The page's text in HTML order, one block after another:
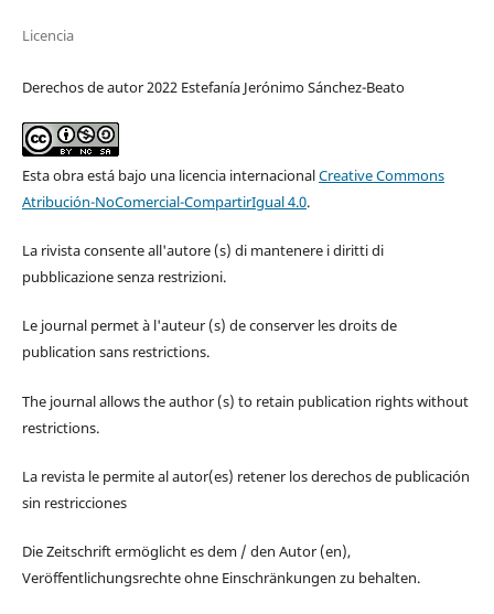
Licencia
Derechos de autor 2022 Estefanía Jerónimo Sánchez-Beato
Esta obra está bajo una licencia internacionalCreative Commons
Atribución-NoComercial-CompartirIgual 4.0.
La rivista consente all'autore (s) di mantenere i diritti di
pubblicazione senza restrizioni.
Le journal permet à l'auteur (s) de conserver les droits de
publication sans restrictions.
The journal allows the author (s) to retain publication rights without
restrictions.
La revista le permite al autor(es) retener los derechos de publicación
sin restricciones
Die Zeitschrift ermöglicht es dem / den Autor (en),
Veröffentlichungsrechte ohne Einschränkungen zu behalten.